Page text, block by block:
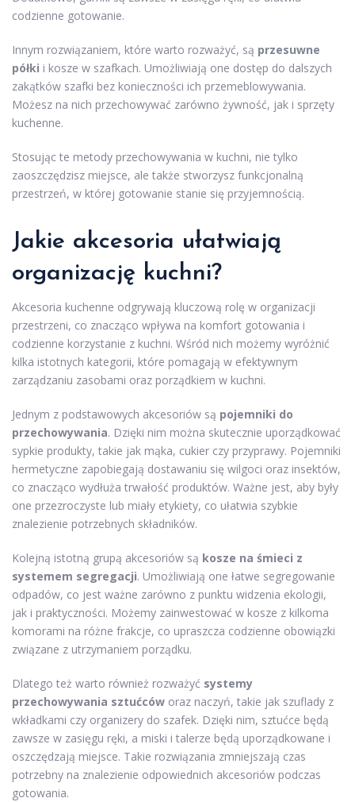
codzienne gotowanie.
Innym rozwiązaniem, które warto rozważyć, są przesuwne
półki i kosze w szafkach. Umożliwiają one dostęp do dalszych
zakątków szafki bez konieczności ich przemeblowywania.
Możesz na nich przechowywać zarówno żywność, jak i sprzęty
kuchenne.
Stosując te metody przechowywania w kuchni, nie tylko
zaoszczędzisz miejsce, ale także stworzysz funkcjonalną
przestrzeń, w której gotowanie stanie się przyjemnością.
Jakie akcesoria ułatwiają
organizację kuchni?
Akcesoria kuchenne odgrywają kluczową rolę w organizacji
przestrzeni, co znacząco wpływa na komfort gotowania i
codzienne korzystanie z kuchni. Wśród nich możemy wyróżnić
kilka istotnych kategorii, które pomagają w efektywnym
zarządzaniu zasobami oraz porządkiem w kuchni.
Jednym z podstawowych akcesoriów są pojemniki do
przechowywania. Dzięki nim można skutecznie uporządkować
sypkie produkty, takie jak mąka, cukier czy przyprawy. Pojemniki
hermetyczne zapobiegają dostawaniu się wilgoci oraz insektów,
co znacząco wydłuża trwałość produktów. Ważne jest, aby były
one przezroczyste lub miały etykiety, co ułatwia szybkie
znalezienie potrzebnych składników.
Kolejną istotną grupą akcesoriów są kosze na śmieci z
systemem segregacji. Umożliwiają one łatwe segregowanie
odpadów, co jest ważne zarówno z punktu widzenia ekologii,
jak i praktyczności. Możemy zainwestować w kosze z kilkoma
komorami na różne frakcje, co upraszcza codzienne obowiązki
związane z utrzymaniem porządku.
Dlatego też warto również rozważyć systemy
przechowywania sztućców oraz naczyń, takie jak szuflady z
wkładkami czy organizery do szafek. Dzięki nim, sztućce będą
zawsze w zasięgu ręki, a miski i talerze będą uporządkowane i
oszczędzają miejsce. Takie rozwiązania zmniejszają czas
potrzebny na znalezienie odpowiednich akcesoriów podczas
gotowania.